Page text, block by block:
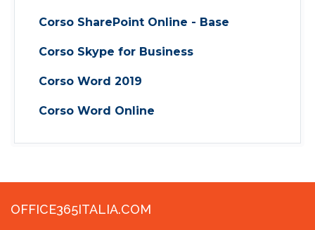
Corso SharePoint Online - Base
Corso Skype for Business
Corso Word 2019
Corso Word Online
OFFICE365ITALIA.COM